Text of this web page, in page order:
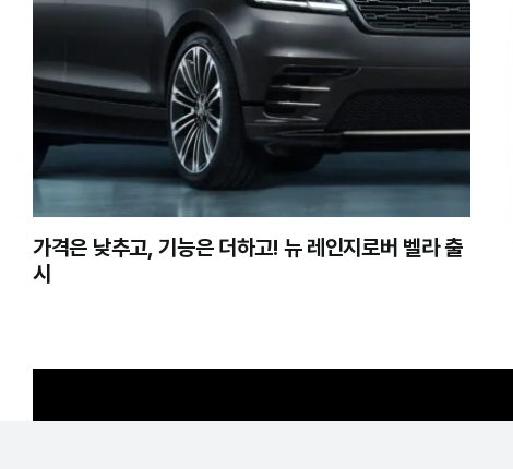
가격은 낮추고, 기능은 더하고! 뉴 레인지로버 벨라 출
시